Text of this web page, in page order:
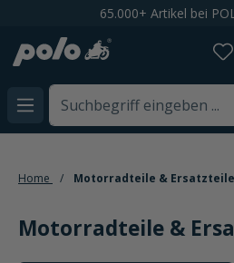
Spare 20% bei der
Home Motorradteile & Ersatzteile
Motorradteile &